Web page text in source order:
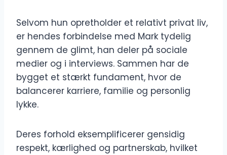
Selvom hun opretholder et relativt privat liv,
er hendes forbindelse med Mark tydelig
gennem de glimt, han deler på sociale
medier og i interviews. Sammen har de
bygget et stærkt fundament, hvor de
balancerer karriere, familie og personlig
lykke.
Deres forhold eksemplificerer gensidig
respekt, kærlighed og partnerskab, hvilket